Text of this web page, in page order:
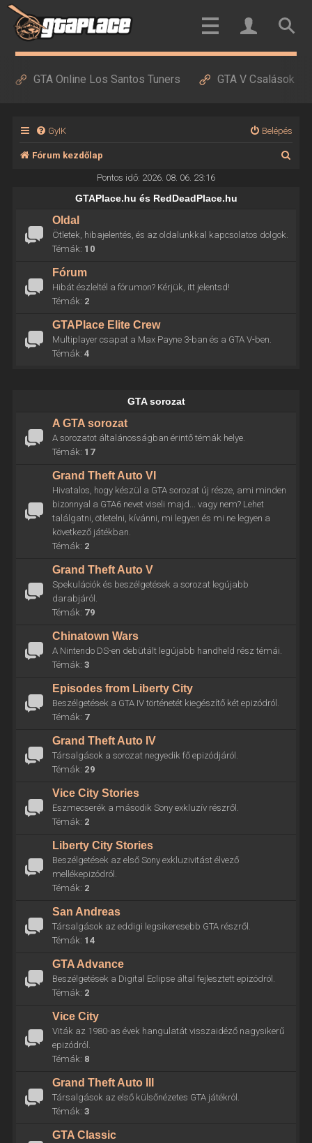
GTA Online Los Santos Tuners GTA V Csalások
GyIK Belépés
Fórum kezdőlap
Pontos idő: 2026. 08. 06. 23:16
GTAPlace.hu és RedDeadPlace.hu
Oldal
Ötletek, hibajelentés, és az oldalunkkal kapcsolatos dolgok.
Témák: 10
Fórum
Hibát észleltél a fórumon? Kérjük, itt jelentsd!
Témák: 2
GTAPlace Elite Crew
Multiplayer csapat a Max Payne 3-ban és a GTA V-ben.
Témák: 4
GTA sorozat
A GTA sorozat
A sorozatot általánosságban érintő témák helye.
Témák: 17
Grand Theft Auto VI
Hivatalos, hogy készül a GTA sorozat új része, ami minden
bizonnyal a GTA6 nevet viseli majd... vagy nem? Lehet
találgatni, ötletelni, kívánni, mi legyen és mi ne legyen a
következő játékban.
Témák: 2
Grand Theft Auto V
Spekulációk és beszélgetések a sorozat legújabb
darabjáról.
Témák: 79
Chinatown Wars
A Nintendo DS-en debütált legújabb handheld rész témái.
Témák: 3
Episodes from Liberty City
Beszélgetések a GTA IV történetét kiegészítő két epizódról.
Témák: 7
Grand Theft Auto IV
Társalgások a sorozat negyedik fő epizódjáról.
Témák: 29
Vice City Stories
Eszmecserék a második Sony exkluzív részről.
Témák: 2
Liberty City Stories
Beszélgetések az első Sony exkluzivitást élvező
mellékepizódról.
Témák: 2
San Andreas
Társalgások az eddigi legsikeresebb GTA részről.
Témák: 14
GTA Advance
Beszélgetések a Digital Eclipse által fejlesztett epizódról.
Témák: 2
Vice City
Viták az 1980-as évek hangulatát visszaidéző nagysikerű
epizódról.
Témák: 8
Grand Theft Auto III
Társalgások az első külsőnézetes GTA játékról.
Témák: 3
GTA Classic